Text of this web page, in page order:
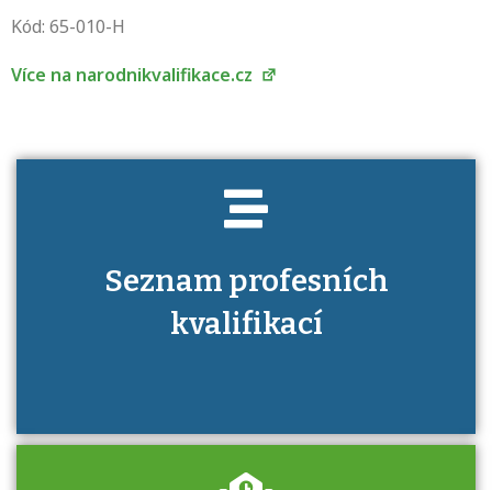
Kód: 65-010-H
Více na narodnikvalifikace.cz
Seznam profesních
kvalifikací
Víte, jaké dovednosti musíte pro danou